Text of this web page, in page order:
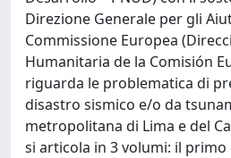
Direzione Generale per gli
Commissione Europea
Humanitaria de la Comisión
riguarda le problematica di
disastro sismico e/o da
metropolitana di Lima e del
si articola in 3 volumi: il primo